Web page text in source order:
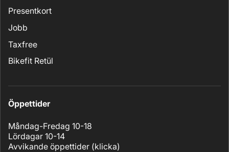
Presentkort
Jobb
Taxfree
Bikefit Retül
Öppettider
Måndag-Fredag 10-18
Lördagar 10-14
Avvikande öppettider (klicka)